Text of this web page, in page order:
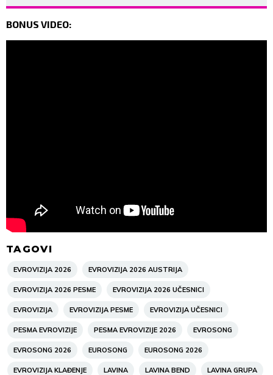
BONUS VIDEO:
TAGOVI
EVROVIZIJA 2026 EVROVIZIJA 2026 AUSTRIJA
EVROVIZIJA 2026 PESME EVROVIZIJA 2026 UČESNICI
EVROVIZIJA EVROVIZIJA PESME EVROVIZIJA UČESNICI
PESMA EVROVIZIJE PESMA EVROVIZIJE 2026 EVROSONG
EVROSONG 2026 EUROSONG EUROSONG 2026
EVROVIZIJA KLAĐENJE LAVINA LAVINA BEND LAVINA GRUPA